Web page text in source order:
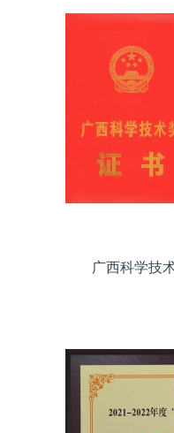
广西科学技